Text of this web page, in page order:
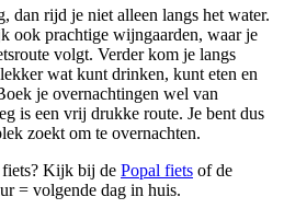
dan rijd je niet alleen langs het water.
ook prachtige wijngaarden, waar je
volgt. Verder kom je langs
wat kunt drinken, kunt eten en
je overnachtingen wel van
is een vrij drukke route. Je bent dus
zoekt om te overnachten.
fiets? Kijk bij de Popal fiets of de
= volgende dag in huis.